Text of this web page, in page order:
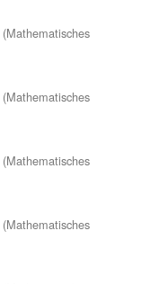
(Mathematisches
(Mathematisches
(Mathematisches
(Mathematisches